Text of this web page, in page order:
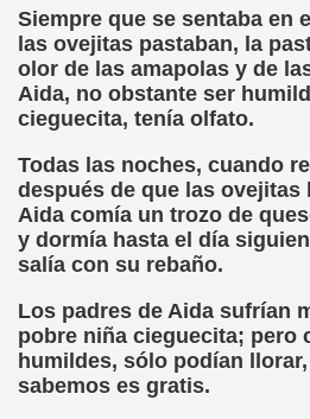
Siempre que se sentaba en
las ovejitas pastaban, la
olor de las amapolas y de
Aida, no obstante ser
cieguecita, tenía olfato.
Todas las noches, cuando
después de que las ovejitas
Aida comía un trozo de
y dormía hasta el día
salía con su rebaño.
Los padres de Aida sufrían
pobre niña cieguecita; pero
humildes, sólo podían
sabemos es gratis.
Social, Córdoba 03-03-09
de Sor Sacramento)
1ª Escuela de Ciegos Que
06-09 (Pedro Zurita)
(Francisco Javier Bernal